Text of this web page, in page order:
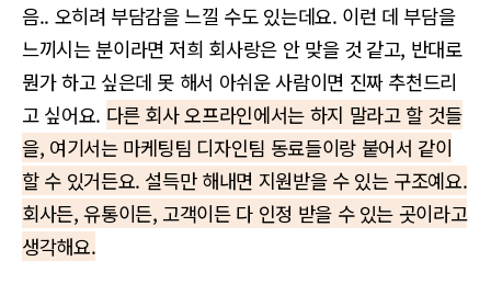
음.. 오히려 부담감을 느낄 수도 있는데요. 이런 데 부담을
느끼시는 분이라면 저희 회사랑은 안 맞을 것 같고, 반대로
뭔가 하고 싶은데 못 해서 아쉬운 사람이면 진짜 추천드리
고 싶어요. 다른 회사 오프라인에서는 하지 말라고 할 것들
을, 여기서는 마케팅팀 디자인팀 동료들이랑 붙어서 같이
할 수 있거든요. 설득만 해내면 지원받을 수 있는 구조예요.
회사든, 유통이든, 고객이든 다 인정 받을 수 있는 곳이라고
생각해요.